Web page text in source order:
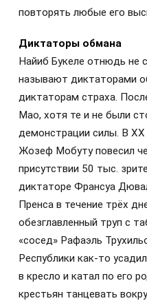
повторять любые его
Диктаторы обмана
Найиб Букеле отнюдь не
называют диктаторами
диктаторам страха.
Мао, хотя те и не были
демонстрации силы. В XX
Жозеф Мобуту повесил
присутствии 50 тыс.
диктаторе Франсуа
Пренса в течение трёх
обезглавленный труп с
«сосед» Рафаэль
Республики как-то
в кресло и катал по его
крестьян танцевать